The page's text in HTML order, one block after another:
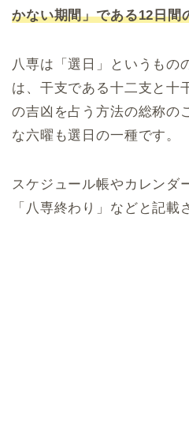
かない期間」である12日間
八専は「選日」というもの
は、干支である十二支と十
の吉凶を占う方法の総称の
な六曜も選日の一種です。
スケジュール帳やカレンダ
「八専終わり」などと記載